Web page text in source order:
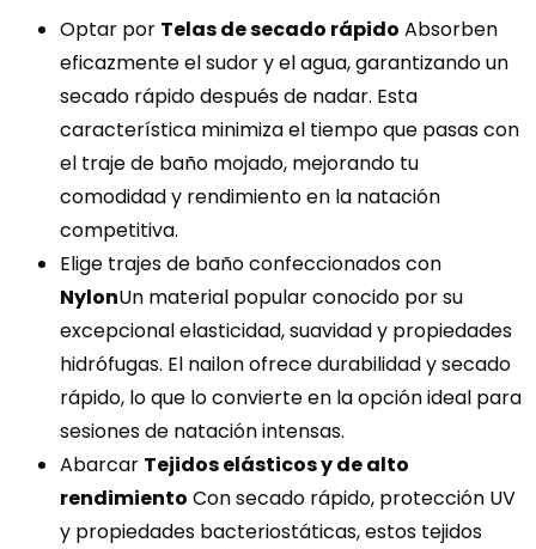
Optar por Telas de secado rápido Absorben
eficazmente el sudor y el agua, garantizando un
secado rápido después de nadar. Esta
característica minimiza el tiempo que pasas con
el traje de baño mojado, mejorando tu
comodidad y rendimiento en la natación
competitiva.
Elige trajes de baño confeccionados con
NylonUn material popular conocido por su
excepcional elasticidad, suavidad y propiedades
hidrófugas. El nailon ofrece durabilidad y secado
rápido, lo que lo convierte en la opción ideal para
sesiones de natación intensas.
Abarcar Tejidos elásticos y de alto
rendimiento Con secado rápido, protección UV
y propiedades bacteriostáticas, estos tejidos